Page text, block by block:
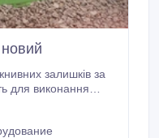
залишків за
для виконання
соняшнику,